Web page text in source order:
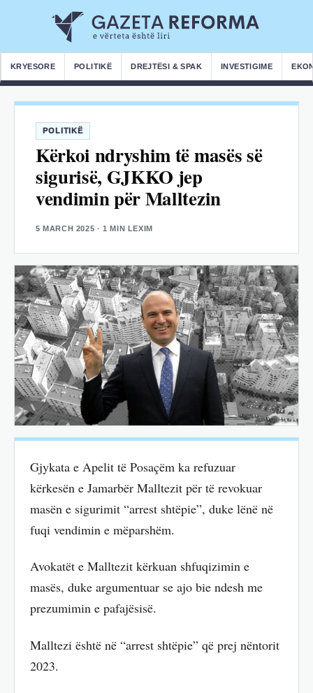
KRYESORE POLITIKË DREJTËSI & SPAK INVESTIGIME
POLITIKË
Kërkoi ndryshim të masës së
sigurisë, GJKKO jep
vendimin për Malltezin
5 MARCH 2025 · 1 MIN LEXIM
Gjykata e Apelit të Posaçëm ka refuzuar
kërkesën e Jamarbër Malltezit për të revokuar
masën e sigurimit “arrest shtëpie”, duke lënë në
fuqi vendimin e mëparshëm.
Avokatët e Malltezit kërkuan shfuqizimin e
masës, duke argumentuar se ajo bie ndesh me
prezumimin e pafajësisë.
Malltezi është në “arrest shtëpie” që prej nëntorit
2023.